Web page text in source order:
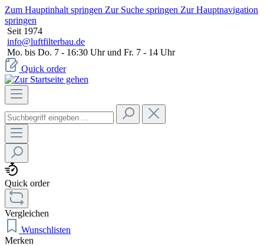
Zum Hauptinhalt springen Zur Suche springen Zur Hauptnavigation
springen
Seit 1974
info@luftfilterbau.de
Mo. bis Do. 7 - 16:30 Uhr und Fr. 7 - 14 Uhr
Quick order
Quick order
Vergleichen
Wunschlisten
Merken